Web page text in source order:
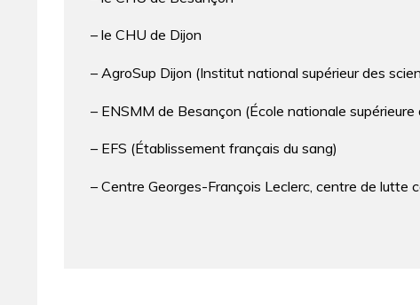
– le CHU de Dijon
– AgroSup Dijon (Institut national supérieur des
– ENSMM de Besançon (École nationale
– EFS (Établissement français du sang)
– Centre Georges-François Leclerc, centre de lutte